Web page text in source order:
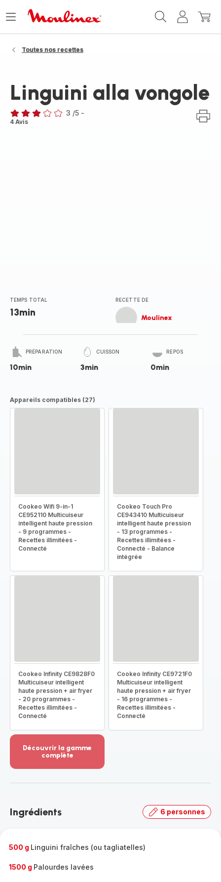
MonMon
Ouvrir
Toutes nos recettes
Linguini alla vongole
Avis
3 /5 -
4 Avis
TEMPS TOTAL
13min
RECETTE DE
Moulinex
PRÉPARATION
10min
CUISSON
3min
REPOS
0min
Appareils compatibles (27)
Cookeo Wifi 9-in-1
CE952110 Multicuiseur
intelligent haute pression
- 9 programmes -
Recettes illimitées -
Connecté
Cookeo Touch Pro
CE943410 Multicuiseur
intelligent haute pression
- 13 programmes -
Recettes illimitées -
Connecté - Balance
intégrée
Cookeo Infinity CE9828F0
Multicuiseur intelligent
haute pression + air fryer
- 20 programmes -
Recettes illimitées -
Connecté
Cookeo Infinity CE9721F0
Multicuiseur intelligent
haute pression + air fryer
- 16 programmes -
Recettes illimitées -
Connecté
Découvrir la gamme
complète
-
gamme
Ingrédients 6 personnes
500 g Linguini fraîches (ou tagliatelles)
1500 g Palourdes lavées